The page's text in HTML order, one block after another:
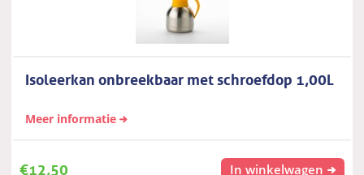
Isoleerkan onbreekbaar met schroefdop 1,00L
Meer informatie
€12,50 In winkelwagen